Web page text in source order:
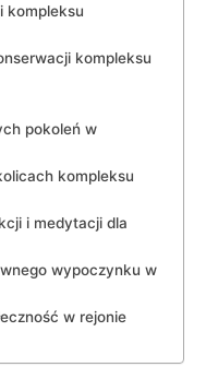
kompleksu
kompleksu
pokoleń w
kompleksu
i medytacji dla
wypoczynku w
w rejonie